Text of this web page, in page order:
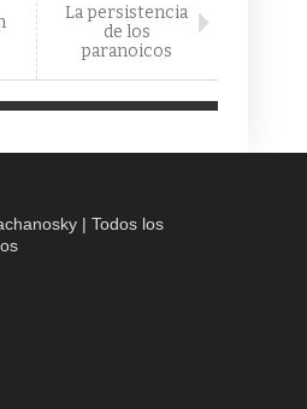
La persistencia
de los
paranoicos
| Todos los